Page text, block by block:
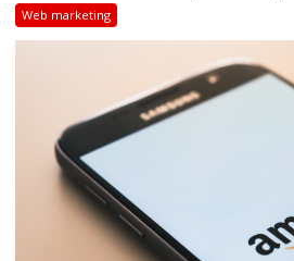
Web marketing